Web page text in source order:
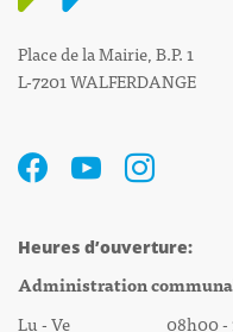
Place de la Mairie, B.P. 1
L-7201 WALFERDANGE
Heures d’ouverture:
Administration
Lu - Ve 08h00 -